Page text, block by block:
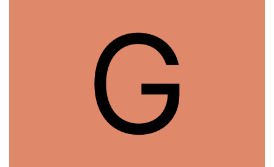
G